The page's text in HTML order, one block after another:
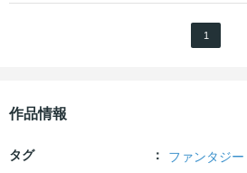
1
作品情報
タグ ファンタジー